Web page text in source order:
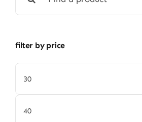
filter by price
mínimo
máximo